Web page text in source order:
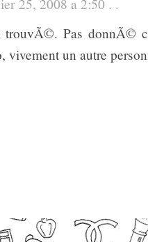
25, 2008 a 2:50 . .
trouvÃ©. Pas donnÃ©
vivement un autre